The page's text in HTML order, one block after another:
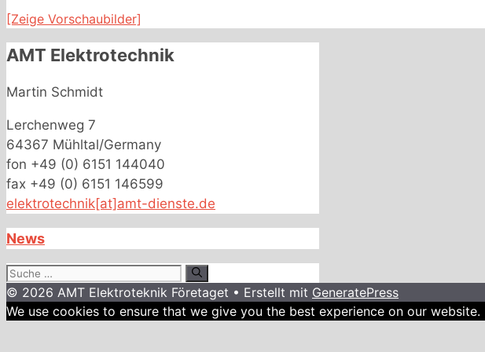
[Zeige Vorschaubilder]
AMT Elektrotechnik
Martin Schmidt
Lerchenweg 7
64367 Mühltal/Germany
fon +49 (0) 6151 144040
fax +49 (0) 6151 146599
elektrotechnik[at]amt-dienste.de
News
Suche
nach:
© 2026 AMT Elektroteknik Företaget • Erstellt mit GeneratePress
We use cookies to ensure that we give you the best experience on our